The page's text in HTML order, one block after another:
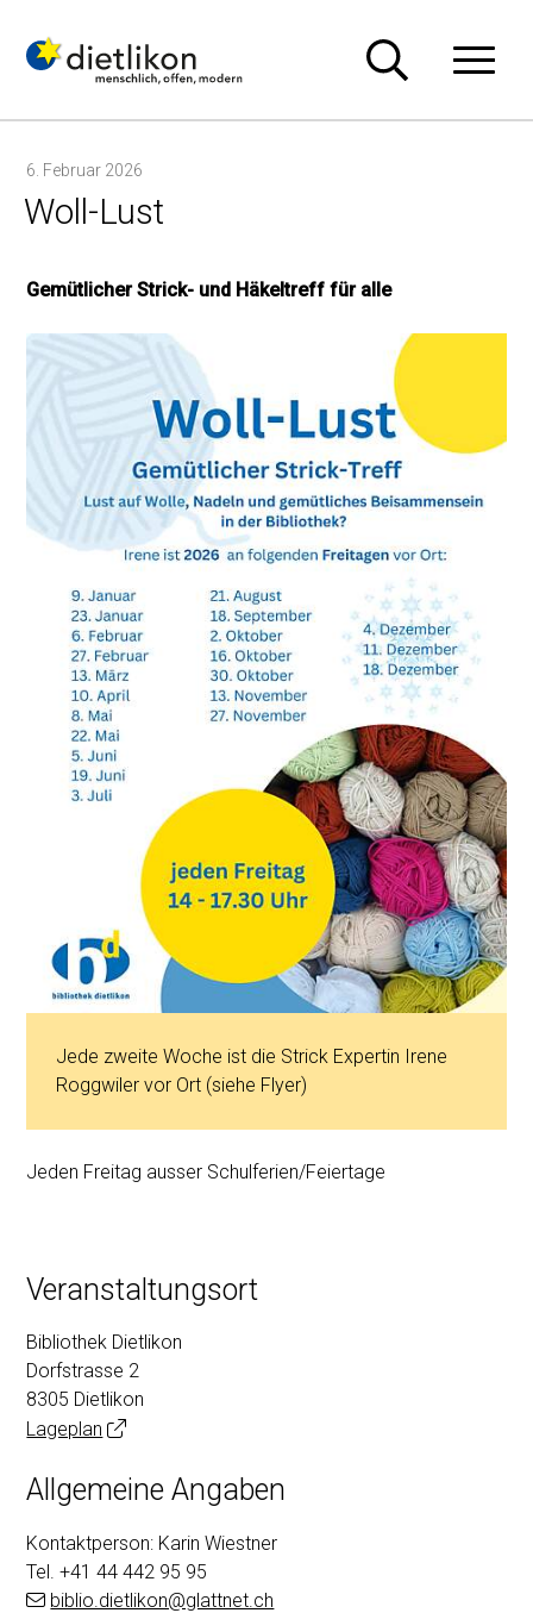
Woll-Lust
6. Februar 2026
Gemütlicher Strick- und Häkeltreff für alle
Jede zweite Woche ist die Strick Expertin Irene
Roggwiler vor Ort (siehe Flyer)
Jeden Freitag ausser Schulferien/Feiertage
Veranstaltungsort
Bibliothek Dietlikon
Dorfstrasse 2
8305 Dietlikon
Lageplan
Allgemeine Angaben
Kontaktperson: Karin Wiestner
Tel.+41 44 442 95 95
biblio.dietlikon@glattnet.ch